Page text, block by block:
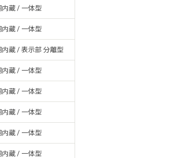
内蔵 / 一体型
内蔵 / 一体型
内蔵 / 表示部 分離型
内蔵 / 一体型
内蔵 / 一体型
内蔵 / 一体型
内蔵 / 一体型
内蔵 / 一体型